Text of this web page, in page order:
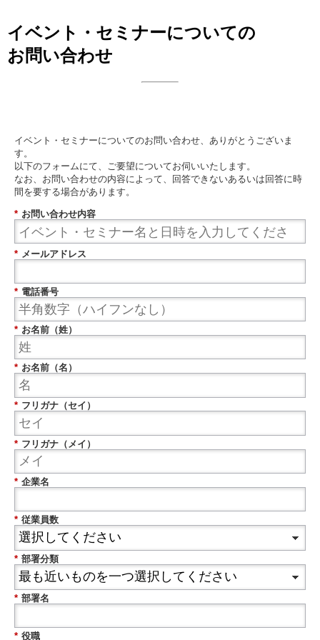
イベント・セミナーについての
お問い合わせ
イベント・セミナーについてのお問い合わせ、ありがとうございま
す。
以下のフォームにて、ご要望についてお伺いいたします。
なお、お問い合わせの内容によって、回答できないあるいは回答に時
間を要する場合があります。
* お問い合わせ内容
* メールアドレス
* 電話番号
* お名前（姓）
* お名前（名）
* フリガナ（セイ）
* フリガナ（メイ）
* 企業名
* 従業員数
* 部署分類
* 部署名
* 役職